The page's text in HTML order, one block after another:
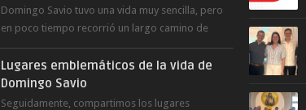
Domingo Savio tuvo una vida muy sencilla, pero
en poco tiempo recorrió un largo camino de
santidad, obra maestra del Espíritu Santo y fr...
Lugares emblemáticos de la vida de
Domingo Savio
Seguidamente, compartimos los lugares